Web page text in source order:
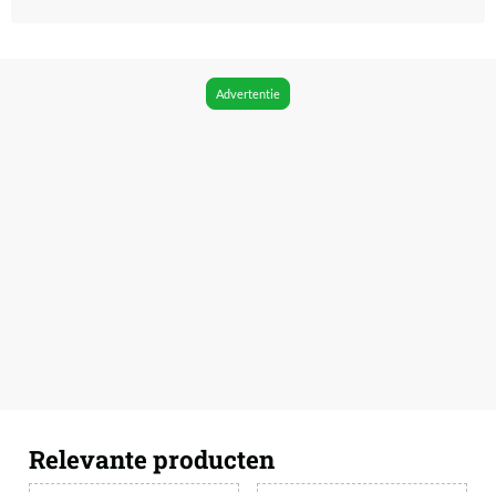
Advertentie
Relevante producten